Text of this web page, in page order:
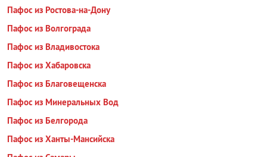
Пафос из Ростова-на-Дону
Пафос из Волгограда
Пафос из Владивостока
Пафос из Хабаровска
Пафос из Благовещенска
Пафос из Минеральных Вод
Пафос из Белгорода
Пафос из Ханты-Мансийска